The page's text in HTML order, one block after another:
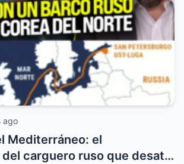
ago
Mediterráneo: el
carguero ruso que desató